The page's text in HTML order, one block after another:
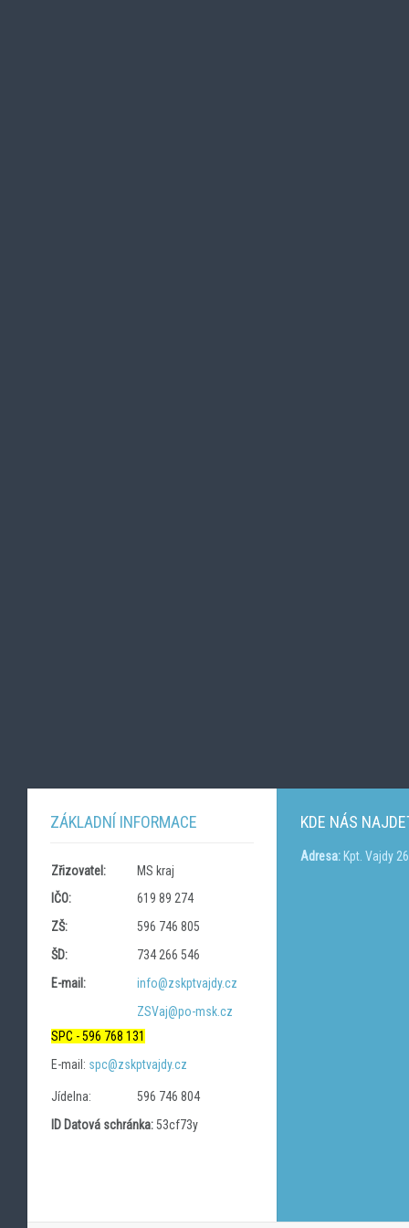
ZÁKLADNÍ INFORMACE
Zřizovatel:
MS kraj
IČO:
619 89 274
ZŠ:
596 746 805
ŠD:
734 266 546
E-mail:
info@zskptvajdy.cz
ZSVaj@po-msk.cz
SPC - 596 768 131
E-mail: spc@zskptvajdy.cz
Jídelna:
596 746 804
ID Datová schránka:53cf73y
KDE NÁS
Adresa:Kpt. Vajdy